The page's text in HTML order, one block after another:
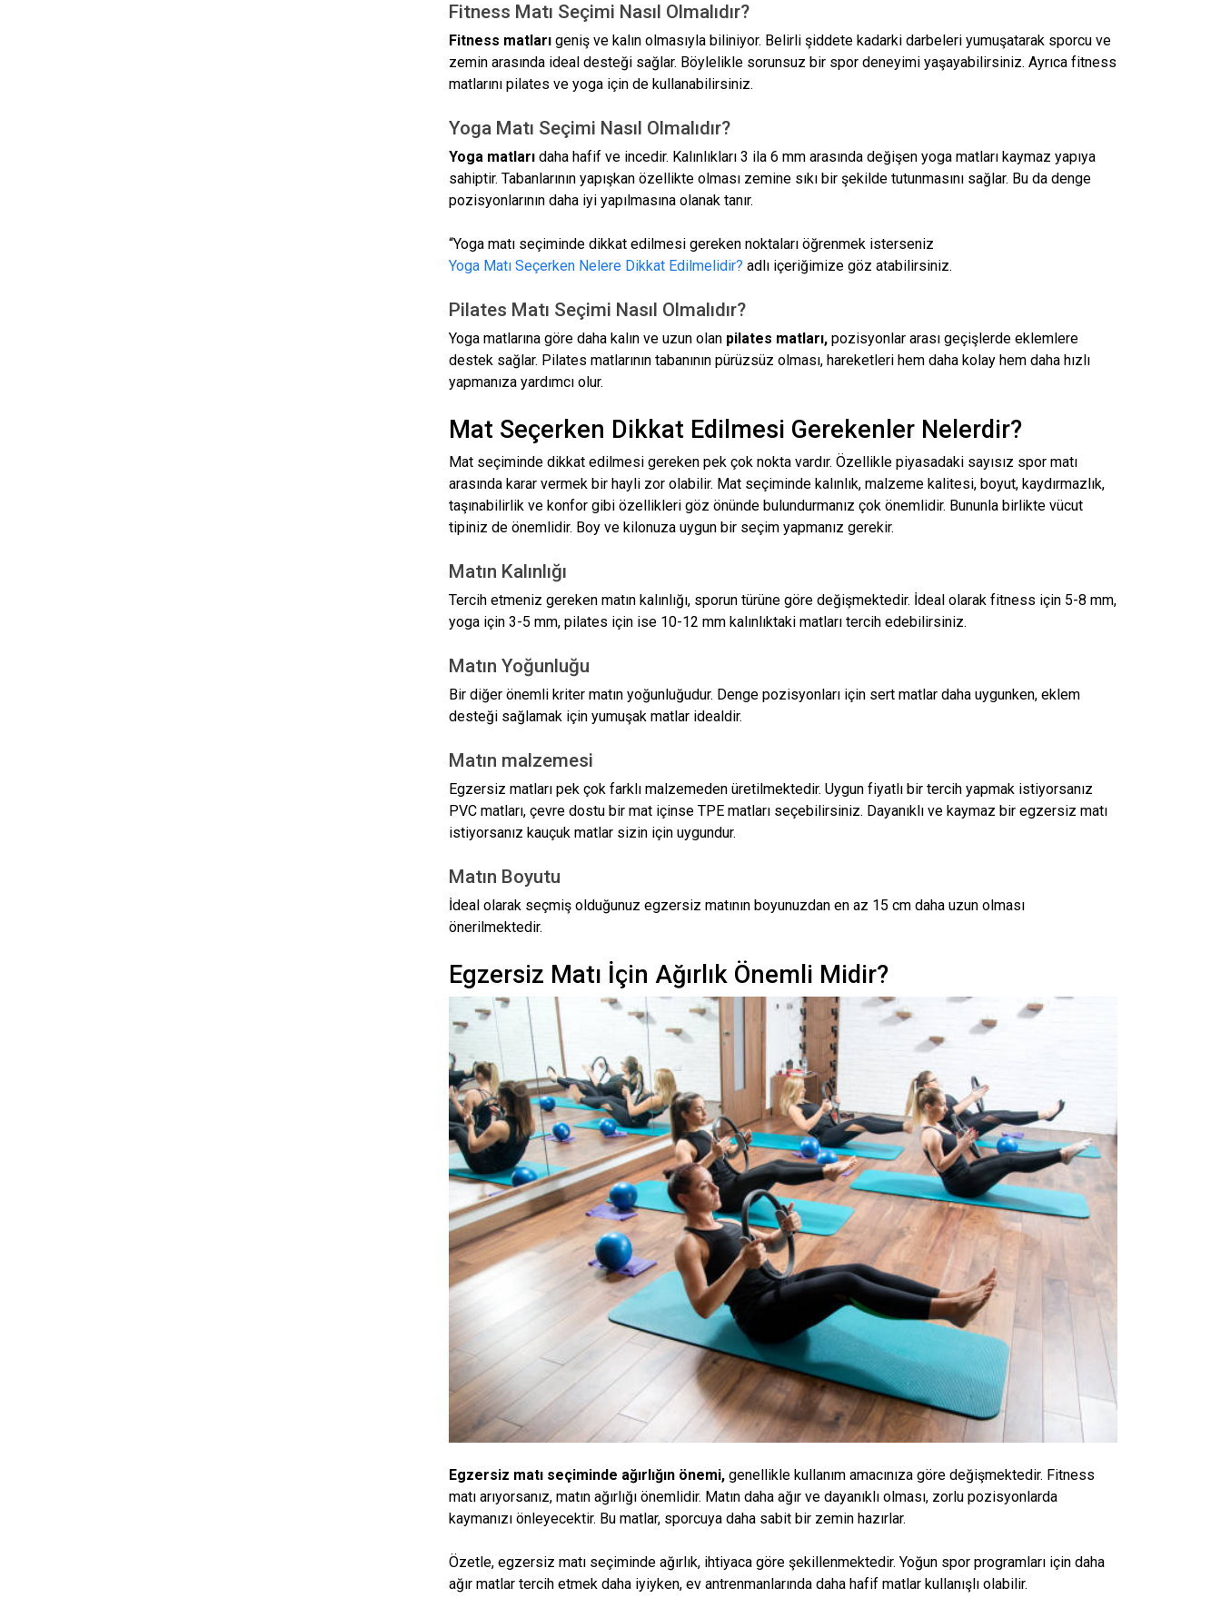
Fitness Matı Seçimi Nasıl Olmalıdır?
Fitness matları geniş ve kalın olmasıyla biliniyor. Belirli şiddete kadarki darbeleri yumuşatarak sporcu ve
zemin arasında ideal desteği sağlar. Böylelikle sorunsuz bir spor deneyimi yaşayabilirsiniz. Ayrıca fitness
matlarını pilates ve yoga için de kullanabilirsiniz.
Yoga Matı Seçimi Nasıl Olmalıdır?
Yoga matları daha hafif ve incedir. Kalınlıkları 3 ila 6 mm arasında değişen yoga matları kaymaz yapıya
sahiptir. Tabanlarının yapışkan özellikte olması zemine sıkı bir şekilde tutunmasını sağlar. Bu da denge
pozisyonlarının daha iyi yapılmasına olanak tanır.
“Yoga matı seçiminde dikkat edilmesi gereken noktaları öğrenmek isterseniz
Yoga Matı Seçerken Nelere Dikkat Edilmelidir? adlı içeriğimize göz atabilirsiniz.
Pilates Matı Seçimi Nasıl Olmalıdır?
Yoga matlarına göre daha kalın ve uzun olan pilates matları, pozisyonlar arası geçişlerde eklemlere
destek sağlar. Pilates matlarının tabanının pürüzsüz olması, hareketleri hem daha kolay hem daha hızlı
yapmanıza yardımcı olur.
Mat Seçerken Dikkat Edilmesi Gerekenler Nelerdir?
Mat seçiminde dikkat edilmesi gereken pek çok nokta vardır. Özellikle piyasadaki sayısız spor matı
arasında karar vermek bir hayli zor olabilir. Mat seçiminde kalınlık, malzeme kalitesi, boyut, kaydırmazlık,
taşınabilirlik ve konfor gibi özellikleri göz önünde bulundurmanız çok önemlidir. Bununla birlikte vücut
tipiniz de önemlidir. Boy ve kilonuza uygun bir seçim yapmanız gerekir.
Matın Kalınlığı
Tercih etmeniz gereken matın kalınlığı, sporun türüne göre değişmektedir. İdeal olarak fitness için 5-8 mm,
yoga için 3-5 mm, pilates için ise 10-12 mm kalınlıktaki matları tercih edebilirsiniz.
Matın Yoğunluğu
Bir diğer önemli kriter matın yoğunluğudur. Denge pozisyonları için sert matlar daha uygunken, eklem
desteği sağlamak için yumuşak matlar idealdir.
Matın malzemesi
Egzersiz matları pek çok farklı malzemeden üretilmektedir. Uygun fiyatlı bir tercih yapmak istiyorsanız
PVC matları, çevre dostu bir mat içinse TPE matları seçebilirsiniz. Dayanıklı ve kaymaz bir egzersiz matı
istiyorsanız kauçuk matlar sizin için uygundur.
Matın Boyutu
İdeal olarak seçmiş olduğunuz egzersiz matının boyunuzdan en az 15 cm daha uzun olması
önerilmektedir.
Egzersiz Matı İçin Ağırlık Önemli Midir?
Egzersiz matı seçiminde ağırlığın önemi, genellikle kullanım amacınıza göre değişmektedir. Fitness
matı arıyorsanız, matın ağırlığı önemlidir. Matın daha ağır ve dayanıklı olması, zorlu pozisyonlarda
kaymanızı önleyecektir. Bu matlar, sporcuya daha sabit bir zemin hazırlar.
Özetle, egzersiz matı seçiminde ağırlık, ihtiyaca göre şekillenmektedir. Yoğun spor programları için daha
ağır matlar tercih etmek daha iyiyken, ev antrenmanlarında daha hafif matlar kullanışlı olabilir.